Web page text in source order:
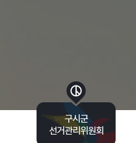
구시군
선거관리위원회
바로가기 목록 열기